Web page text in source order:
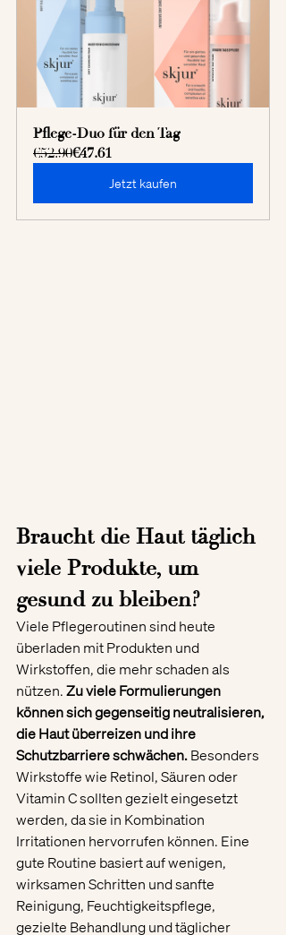
Pflege-Duo für den Tag
€52.90€47.61
Jetzt kaufen
Braucht die Haut täglich
viele Produkte, um
gesund zu bleiben?
Viele Pflegeroutinen sind heute
überladen mit Produkten und
Wirkstoffen, die mehr schaden als
nützen. Zu viele Formulierungen
können sich gegenseitig neutralisieren,
die Haut überreizen und ihre
Schutzbarriere schwächen. Besonders
Wirkstoffe wie Retinol, Säuren oder
Vitamin C sollten gezielt eingesetzt
werden, da sie in Kombination
Irritationen hervorrufen können. Eine
gute Routine basiert auf wenigen,
wirksamen Schritten und sanfte
Reinigung, Feuchtigkeitspflege,
gezielte Behandlung und täglicher